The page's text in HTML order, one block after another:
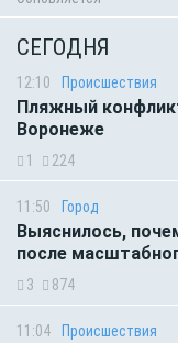
СЕГОДНЯ
12:10 Происшествия
Пляжный
Воронеже
1 224
11:50 Город
Выяснилось,
после
3 874
11:04 Происшествия